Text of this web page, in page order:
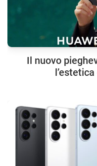
Il nuovo